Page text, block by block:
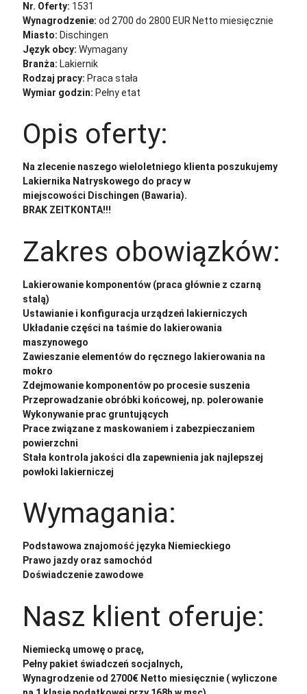
Nr. Oferty: 1531
Wynagrodzenie: od 2700 do 2800 EUR Netto miesięcznie
Miasto: Dischingen
Język obcy: Wymagany
Branża: Lakiernik
Rodzaj pracy: Praca stała
Wymiar godzin: Pełny etat
Opis oferty:
Na zlecenie naszego wieloletniego klienta poszukujemy
Lakiernika Natryskowego do pracy w
miejscowości Dischingen (Bawaria).
BRAK ZEITKONTA!!!
Zakres obowiązków:
Lakierowanie komponentów (praca głównie z czarną
stalą)
Ustawianie i konfiguracja urządzeń lakierniczych
Układanie części na taśmie do lakierowania
maszynowego
Zawieszanie elementów do ręcznego lakierowania na
mokro
Zdejmowanie komponentów po procesie suszenia
Przeprowadzanie obróbki końcowej, np. polerowanie
Wykonywanie prac gruntujących
Prace związane z maskowaniem i zabezpieczaniem
powierzchni
Stała kontrola jakości dla zapewnienia jak najlepszej
powłoki lakierniczej
Wymagania:
Podstawowa znajomość języka Niemieckiego
Prawo jazdy oraz samochód
Doświadczenie zawodowe
Nasz klient oferuje:
Niemiecką umowę o pracę,
Pełny pakiet świadczeń socjalnych,
Wynagrodzenie od 2700€ Netto miesięcznie ( wyliczone